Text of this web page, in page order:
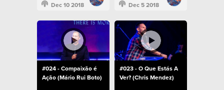
Dec 10 2018
Dec 5 2018
#024 - Compaixão é
Ação (Mário Rui Boto)
#023 - O Que Estás A
Ver? (Chris Mendez)